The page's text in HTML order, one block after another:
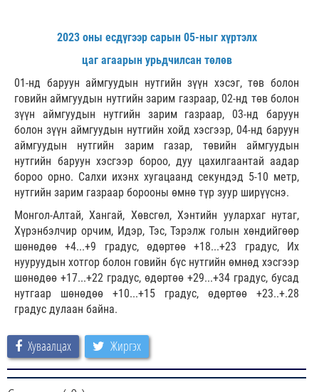
2023 оны есдүгээр сарын 05-ныг хүртэлх
цаг агаарын урьдчилсан төлөв
01-нд баруун аймгуудын нутгийн зүүн хэсэг, төв болон
говийн аймгуудын нутгийн зарим газраар, 02-нд төв болон
зүүн аймгуудын нутгийн зарим газраар, 03-нд баруун
болон зүүн аймгуудын нутгийн хойд хэсгээр, 04-нд баруун
аймгуудын нутгийн зарим газар, төвийн аймгуудын
нутгийн баруун хэсгээр бороо, дуу цахилгаантай аадар
бороо орно. Салхи ихэнх хугацаанд секундэд 5-10 метр,
нутгийн зарим газраар борооны өмнө түр зуур ширүүснэ.
Монгол-Алтай, Хангай, Хөвсгөл, Хэнтийн уулархаг нутаг,
Хүрэнбэлчир орчим, Идэр, Тэс, Тэрэлж голын хөндийгөөр
шөнөдөө +4...+9 градус, өдөртөө +18...+23 градус, Их
нууруудын хотгор болон говийн бүс нутгийн өмнөд хэсгээр
шөнөдөө +17...+22 градус, өдөртөө +29...+34 градус, бусад
нутгаар шөнөдөө +10...+15 градус, өдөртөө +23..+.28
градус дулаан байна.
Хуваалцах Жиргэх